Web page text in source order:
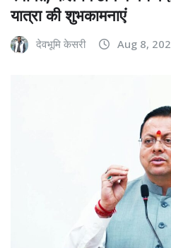
यात्रा की शुभकामनाएं
देवभूमि केसरी Aug 8,